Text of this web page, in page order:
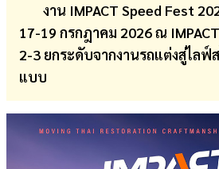
งาน IMPACT Speed Fest
17-19 กรกฎาคม 2026 ณ
2-3 ยกระดับจากงานรถแต่งสู่ไลฟ์
แบบ
บอล
สด
การ
การ